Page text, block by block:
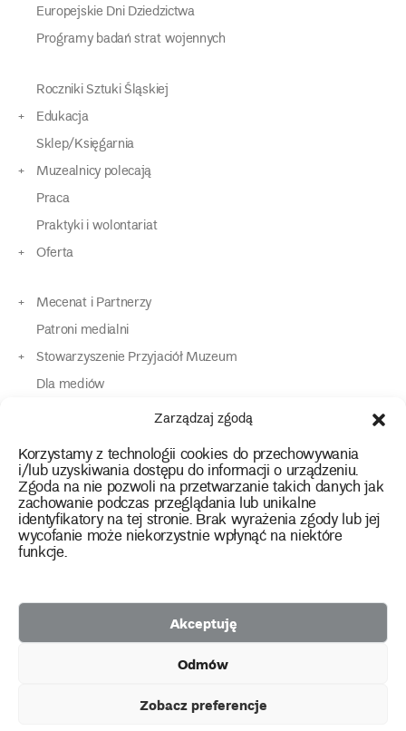
Zarządzaj zgodą
Korzystamy z technologii cookies do przechowywania
i/lub uzyskiwania dostępu do informacji o urządzeniu.
Zgoda na nie pozwoli na przetwarzanie takich danych jak
zachowanie podczas przeglądania lub unikalne
identyfikatory na tej stronie. Brak wyrażenia zgody lub jej
wycofanie może niekorzystnie wpłynąć na niektóre
funkcje.
Akceptuję
Odmów
Zobacz preferencje
Europejskie Dni Dziedzictwa
Programy badań strat wojennych
Roczniki Sztuki Śląskiej
Edukacja
Sklep/Księgarnia
Muzealnicy polecają
Praca
Praktyki i wolontariat
Oferta
Mecenat i Partnerzy
Patroni medialni
Stowarzyszenie Przyjaciół Muzeum
Dla mediów
Dla osób o specjalnych potrzebach
Kontakt
instagram
twitterfacebookyoutube
tiktok
2026 Copyright by Muzeum Narodowe we Wrocławiu
Polityka prywatności
Etnograficznego
Facebook
Racławickiej
facebook
Przyjaciół